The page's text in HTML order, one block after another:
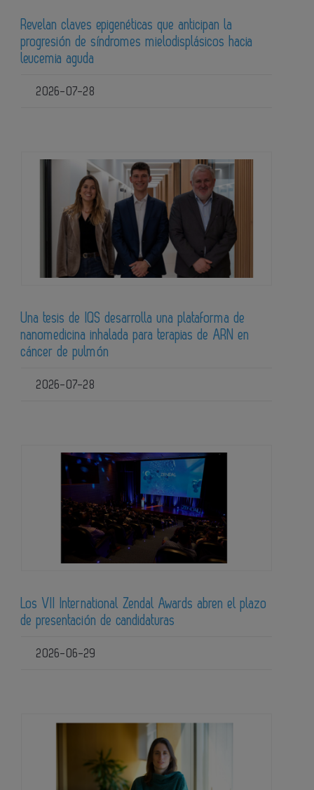
Revelan claves epigenéticas que anticipan la
progresión de síndromes mielodisplásicos hacia
leucemia aguda
2026-07-28
Una tesis de IQS desarrolla una plataforma de
nanomedicina inhalada para terapias de ARN en
cáncer de pulmón
2026-07-28
Los VII International Zendal Awards abren el plazo
de presentación de candidaturas
2026-06-29